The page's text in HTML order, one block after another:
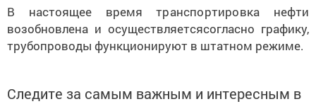
В настоящее времятранспортировка нефти
возобновлена и осуществляетсясогласно графику,
трубопроводы функционируют в штатном режиме.
Следите за самым важным и интересным в